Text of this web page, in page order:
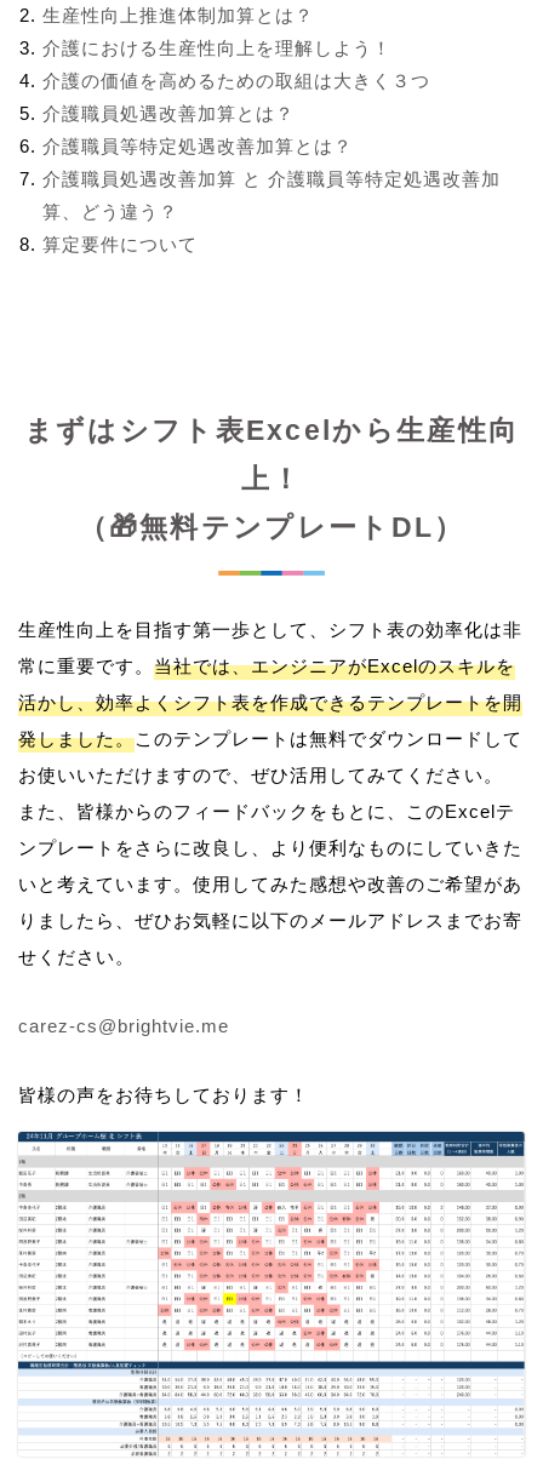
生産性向上推進体制加算とは？
介護における生産性向上を理解しよう！
介護の価値を高めるための取組は大きく３つ
介護職員処遇改善加算とは？
介護職員等特定処遇改善加算とは？
介護職員処遇改善加算 と 介護職員等特定処遇改善加
算、どう違う？
算定要件について
まずはシフト表Excelから生産性向
上！
（🎁無料テンプレートDL）
生産性向上を目指す第一歩として、シフト表の効率化は非
常に重要です。 当社では、エンジニアがExcelのスキルを
活かし、効率よくシフト表を作成できるテンプレートを開
発しました。このテンプレートは無料でダウンロードして
お使いいただけますので、ぜひ活用してみてください。
また、皆様からのフィードバックをもとに、このExcelテ
ンプレートをさらに改良し、より便利なものにしていきた
いと考えています。使用してみた感想や改善のご希望があ
りましたら、ぜひお気軽に以下のメールアドレスまでお寄
せください。
carez-cs@brightvie.me
皆様の声をお待ちしております！